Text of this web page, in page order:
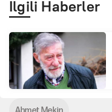
İlgili Haberler